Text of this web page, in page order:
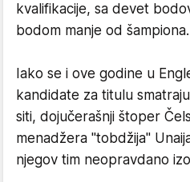
kvalifikacije, sa devet
bodom manje od šampiona.
Iako se i ove godine u
kandidate za titulu
siti, dojučerašnji štoper
menadžera "tobdžija"
njegov tim neopravdano